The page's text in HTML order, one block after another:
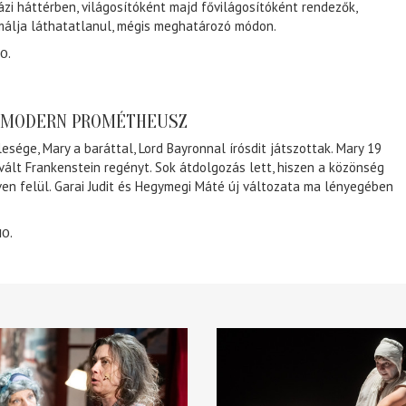
háttérben, világosítóként majd fővilágosítóként rendezők,
láthatatlanul, mégis meghatározó módon.
PROMÉTHEUSZ
Mary a baráttal, Lord Bayronnal írósdit játszottak. Mary 19
Frankenstein regényt. Sok átdolgozás lett, hiszen a közönség
felül. Garai Judit és Hegymegi Máté új változata ma lényegében